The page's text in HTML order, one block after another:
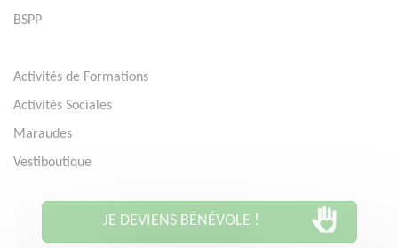
BSPP
Activités de Formations
Activités Sociales
Maraudes
Vestiboutique
JE DEVIENS BÉNÉVOLE !